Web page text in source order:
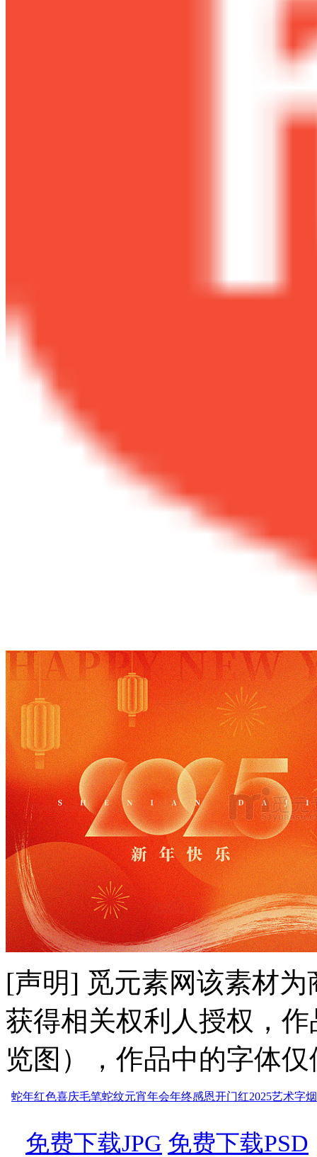
[声明] 觅元素网该素材
获得相关权利人授权，
览图），作品中的字体
蛇年红色喜庆毛笔蛇纹元宵年会年终感恩开门红2025艺术字
免费下载JPG 免费下载PSD